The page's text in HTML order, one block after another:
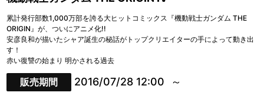
累計発行部数1,000万部を誇る大ヒットコミックス『機動戦士ガンダム THE
ORIGIN』が、ついにアニメ化!!
安彦良和が描いたシャア誕生の秘話がトップクリエイターの手によって動き出
す！
赤い復讐の始まり 明かされる過去
販売期間 2016/07/28 12:00